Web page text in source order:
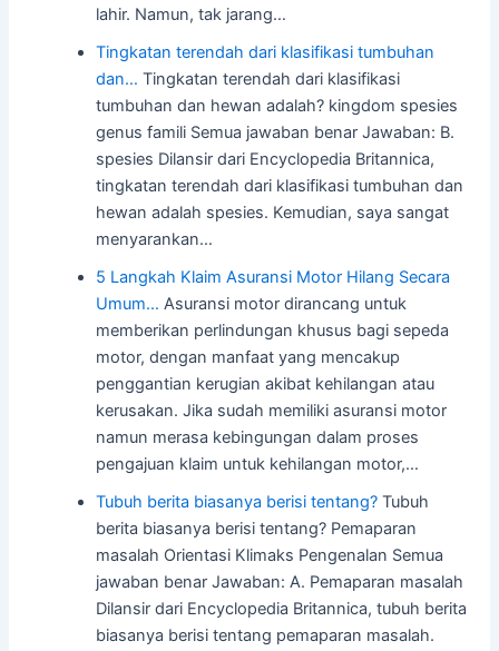
lahir. Namun, tak jarang…
Tingkatan terendah dari klasifikasi tumbuhan
dan… Tingkatan terendah dari klasifikasi
tumbuhan dan hewan adalah? kingdom spesies
genus famili Semua jawaban benar Jawaban: B.
spesies Dilansir dari Encyclopedia Britannica,
tingkatan terendah dari klasifikasi tumbuhan dan
hewan adalah spesies. Kemudian, saya sangat
menyarankan…
5 Langkah Klaim Asuransi Motor Hilang Secara
Umum… Asuransi motor dirancang untuk
memberikan perlindungan khusus bagi sepeda
motor, dengan manfaat yang mencakup
penggantian kerugian akibat kehilangan atau
kerusakan. Jika sudah memiliki asuransi motor
namun merasa kebingungan dalam proses
pengajuan klaim untuk kehilangan motor,…
Tubuh berita biasanya berisi tentang? Tubuh
berita biasanya berisi tentang? Pemaparan
masalah Orientasi Klimaks Pengenalan Semua
jawaban benar Jawaban: A. Pemaparan masalah
Dilansir dari Encyclopedia Britannica, tubuh berita
biasanya berisi tentang pemaparan masalah.